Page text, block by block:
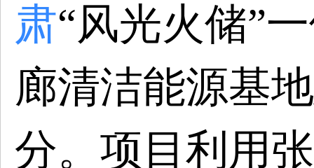
肃“风光火储”
廊清洁能源基
分。项目利用